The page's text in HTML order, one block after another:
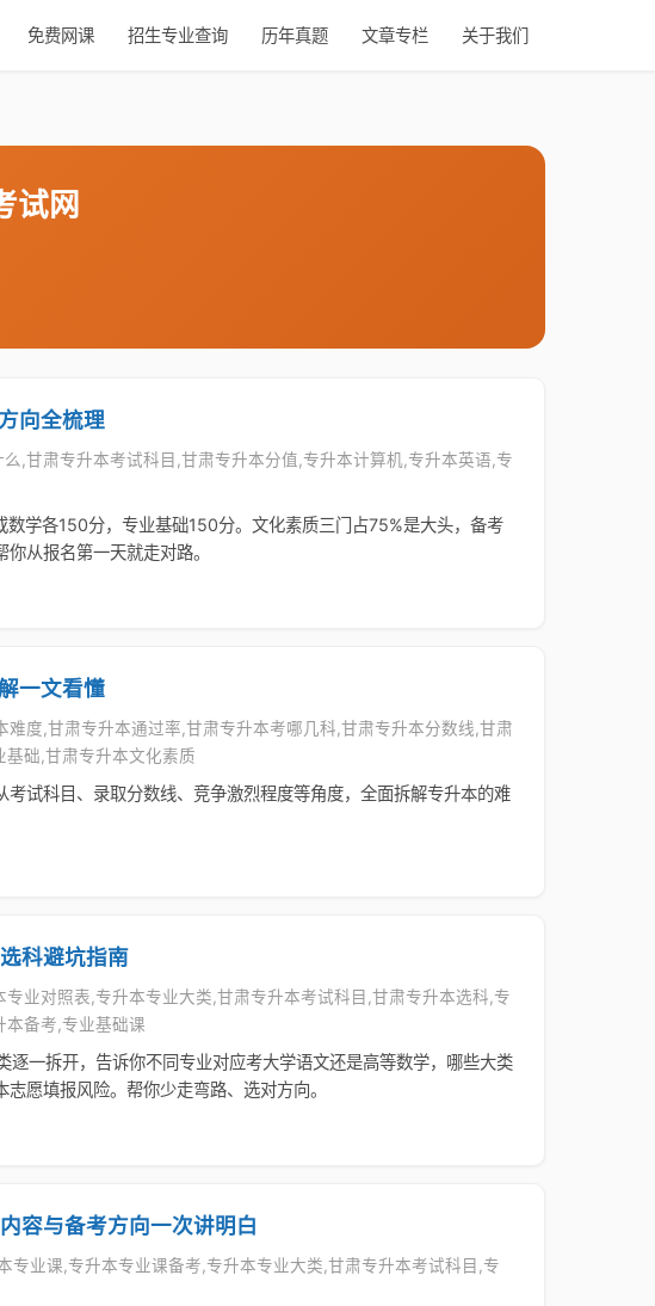
免费网课 招生专业查询 历年真题 文章专栏 关于我们
试网
向全梳理
,甘肃专升本考试科目,甘肃专升本分值,专升本计算机,专升本英语,专
学各150分，专业基础150分。文化素质三门占75%是大头，备考
从报名第一天就走对路。
一文看懂
度,甘肃专升本通过率,甘肃专升本考哪几科,甘肃专升本分数线,甘肃
础,甘肃专升本文化素质
试科目、录取分数线、竞争激烈程度等角度，全面拆解专升本的难
科避坑指南
业对照表,专升本专业大类,甘肃专升本考试科目,甘肃专升本选科,专
本备考,专业基础课
一拆开，告诉你不同专业对应考大学语文还是高等数学，哪些大类
愿填报风险。帮你少走弯路、选对方向。
容与备考方向一次讲明白
业课,专升本专业课备考,专升本专业大类,甘肃专升本考试科目,专